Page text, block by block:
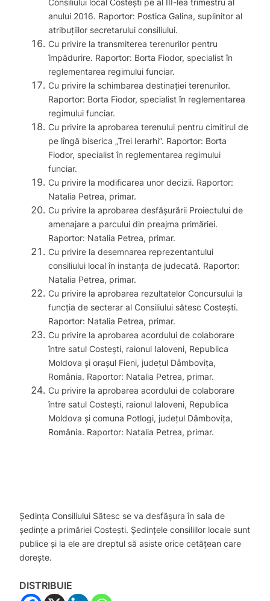
Consiliului local Costeşti pe al III-lea trimestru al
anului 2016. Raportor: Postica Galina, suplinitor al
atribuţiilor secretarului consiliului.
Cu privire la transmiterea terenurilor pentru
împădurire. Raportor: Borta Fiodor, specialist în
reglementarea regimului funciar.
Cu privire la schimbarea destinaţiei terenurilor.
Raportor: Borta Fiodor, specialist în reglementarea
regimului funciar.
Cu privire la aprobarea terenului pentru cimitirul de
pe lîngă biserica „Trei Ierarhi”. Raportor: Borta
Fiodor, specialist în reglementarea regimului
funciar.
Cu privire la modificarea unor decizii. Raportor:
Natalia Petrea, primar.
Cu privire la aprobarea desfăşurării Proiectului de
amenajare a parcului din preajma primăriei.
Raportor: Natalia Petrea, primar.
Cu privire la desemnarea reprezentantului
consiliului local în instanţa de judecată. Raportor:
Natalia Petrea, primar.
Cu privire la aprobarea rezultatelor Concursului la
funcţia de secterar al Consiliului sătesc Costeşti.
Raportor: Natalia Petrea, primar.
Cu privire la aprobarea acordului de colaborare
între satul Costeşti, raionul Ialoveni, Republica
Moldova şi oraşul Fieni, judeţul Dâmboviţa,
România. Raportor: Natalia Petrea, primar.
Cu privire la aprobarea acordului de colaborare
între satul Costeşti, raionul Ialoveni, Republica
Moldova şi comuna Potlogi, judeţul Dâmboviţa,
România. Raportor: Natalia Petrea, primar.
Ședința Consiliului Sătesc se va desfășura în sala de
ședințe a primăriei Costești. Şedințele consiliilor locale sunt
publice şi la ele are dreptul să asiste orice cetățean care
dorește.
DISTRIBUIE